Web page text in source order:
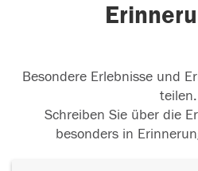
Besondere Erlebnisse und
teilen.
Schreiben Sie über die
besonders in